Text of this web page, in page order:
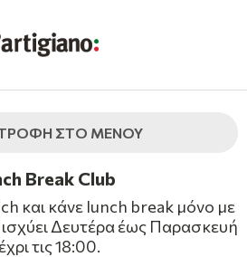
ΣΤΟ ΜΕΝΟΥ
Break Club
και κάνε lunch break μόνο με
Δευτέρα έως Παρασκευή
τις 18:00.